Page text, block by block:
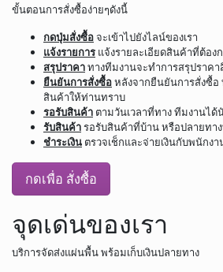
ขั้นตอนการสั่งซื้อง่ายๆดังนี้
กดปุ่มสั่งซื้อจะเข้าไปยังไลน์ของเรา
แจ้งรายการ แจ้งรายละเอียดสินค้าที่ต้อง
สรุปราคาทางทีมงานจะทำการสรุปราค
ยืนยันการสั่งซื้อหลังจากยืนยันการสั่งซื้อ
สินค้าให้ท่านทราบ
รอรับสินค้า ตามวันเวลาที่ทาง ทีมงานไ
รับสินค้ารอรับสินค้าที่บ้าน หรือปลายทา
ชำระเงิน ตรวจเช็กและจ่ายเงินกับพนักง
กดเพื่อ สั่งซื้อ
จุดเด่นของเรา
บริการจัดส่งแผ่นพื้น พร้อมเก็บเงินปลายทาง